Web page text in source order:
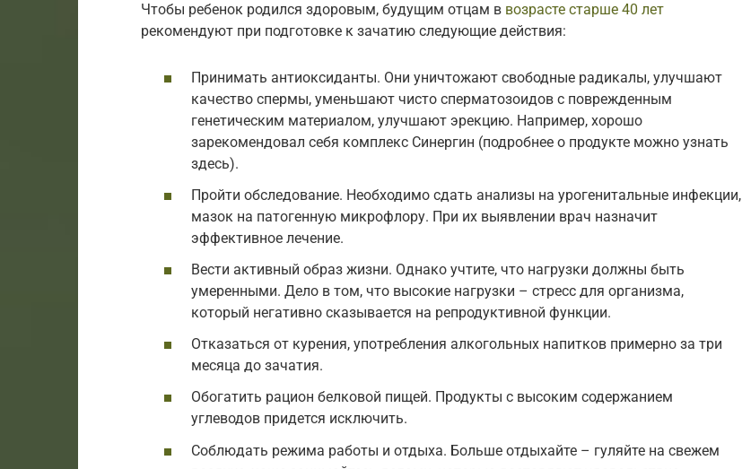
Чтобы ребенок родился здоровым, будущим отцам в возрасте старше 40 лет
рекомендуют при подготовке к зачатию следующие действия:
Принимать антиоксиданты. Они уничтожают свободные радикалы, улучшают
качество спермы, уменьшают чисто сперматозоидов с поврежденным
генетическим материалом, улучшают эрекцию. Например, хорошо
зарекомендовал себя комплекс Синергин (подробнее о продукте можно узнать
здесь).
Пройти обследование. Необходимо сдать анализы на урогенитальные инфекции,
мазок на патогенную микрофлору. При их выявлении врач назначит
эффективное лечение.
Вести активный образ жизни. Однако учтите, что нагрузки должны быть
умеренными. Дело в том, что высокие нагрузки – стресс для организма,
который негативно сказывается на репродуктивной функции.
Отказаться от курения, употребления алкогольных напитков примерно за три
месяца до зачатия.
Обогатить рацион белковой пищей. Продукты с высоким содержанием
углеводов придется исключить.
Соблюдать режима работы и отдыха. Больше отдыхайте – гуляйте на свежем